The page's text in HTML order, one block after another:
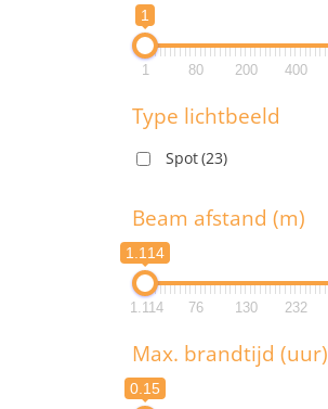
1
1 80 200 400
Type lichtbeeld
Spot(23)
Beam afstand (m)
1.114
1.114 76 130 232
Max. brandtijd (uur)
0.15